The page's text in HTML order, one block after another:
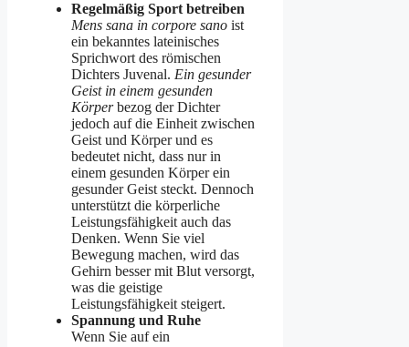
Regelmäßig Sport betreiben
Mens sana in corpore sano ist
ein bekanntes lateinisches
Sprichwort des römischen
Dichters Juvenal. Ein gesunder
Geist in einem gesunden
Körperbezog der Dichter
jedoch auf die Einheit zwischen
Geist und Körper und es
bedeutet nicht, dass nur in
einem gesunden Körper ein
gesunder Geist steckt. Dennoch
unterstützt die körperliche
Leistungsfähigkeit auch das
Denken. Wenn Sie viel
Bewegung machen, wird das
Gehirn besser mit Blut versorgt,
was die geistige
Leistungsfähigkeit steigert.
Spannung und Ruhe
Wenn Sie auf ein